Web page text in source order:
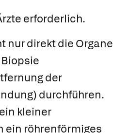
erforderlich.
nur direkt die Organe
der
durchführen.
kleiner
ein röhrenförmiges